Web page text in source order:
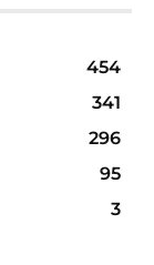
454
341
296
95
3